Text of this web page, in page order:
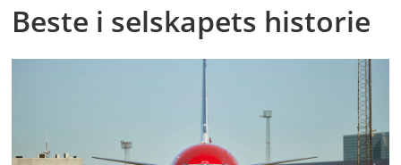
Beste i selskapets historie